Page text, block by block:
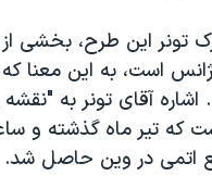
تونر این طرح، بخشی
است، به این معنا
آقای تونر به "نقشه
که تیر ماه گذشته و
اتمی در وین حاصل شد.